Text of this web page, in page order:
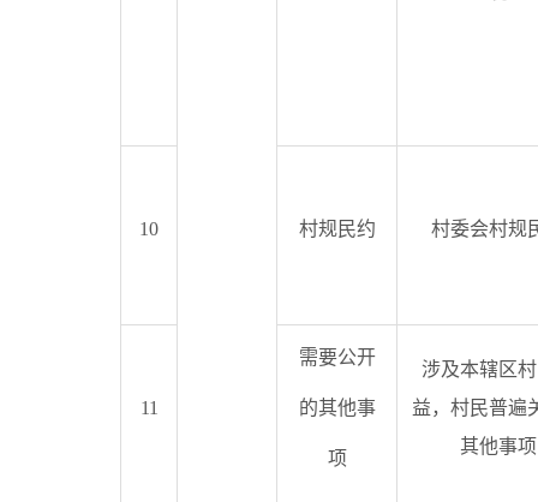
10 村规民约 村委会村规
11
需要公开
的其他事
项
涉及本辖区
益，村民普遍
其他事项